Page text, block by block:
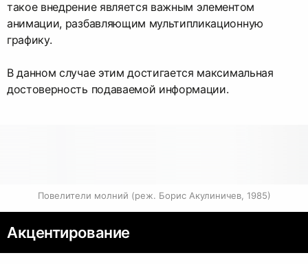
такое внедрение является важным элементом
анимации, разбавляющим мультипликационную
графику.
В данном случае этим достигается максимальная
достоверность подаваемой информации.
Повелители молний (реж. Борис Акулиничев, 1985)
Акцентирование